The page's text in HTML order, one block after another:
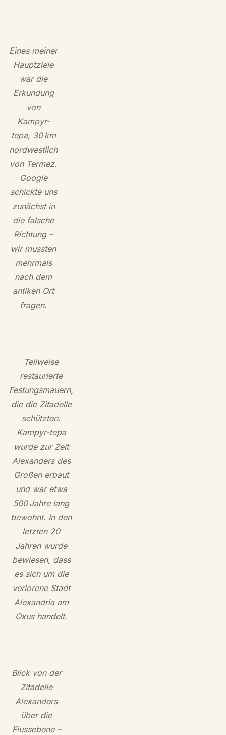
Eines meiner
Hauptziele
war die
Erkundung
von
Kampyr-
tepa, 30 km
nordwestlich
von Termez.
Google
schickte uns
zunächst in
die falsche
Richtung –
wir mussten
mehrmals
nach dem
antiken Ort
fragen.
Teilweise
restaurierte
Festungsmauern,
die die Zitadelle
schützten.
Kampyr-tepa
wurde zur Zeit
Alexanders des
Großen erbaut
und war etwa
500 Jahre lang
bewohnt. In den
letzten 20
Jahren wurde
bewiesen, dass
es sich um die
verlorene Stadt
Alexandria am
Oxus handelt.
Blick von der
Zitadelle
Alexanders
über die
Flussebene –